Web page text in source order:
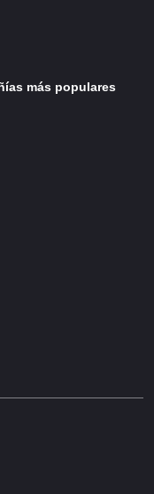
más populares